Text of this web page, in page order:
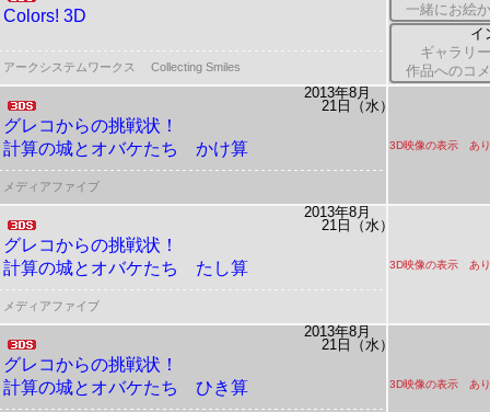
Colors! 3D
一緒にお絵
イ
ギャラリ
作品へのコ
アークシステムワークス Collecting Smiles
2013年8月
21日（水）
グレコからの挑戦状！
計算の城とオバケたち かけ算
3D映像の表示 あり
メディアファイブ
2013年8月
21日（水）
グレコからの挑戦状！
計算の城とオバケたち たし算
3D映像の表示 あり
メディアファイブ
2013年8月
21日（水）
グレコからの挑戦状！
計算の城とオバケたち ひき算
3D映像の表示 あり